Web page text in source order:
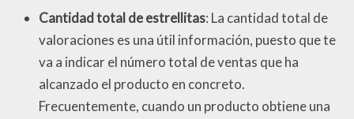
Cantidad total de estrellitas: La cantidad total de
valoraciones es una útil información, puesto que te
va a indicar el número total de ventas que ha
alcanzado el producto en concreto.
Frecuentemente, cuando un producto obtiene una